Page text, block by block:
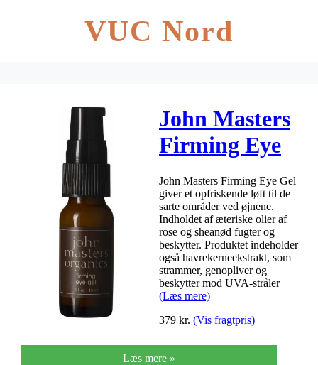
VUC Nord
John Masters
Firming Eye
Gel 15 ml
John Masters Firming Eye Gel
giver et opfriskende løft til de
sarte områder ved øjnene.
Indholdet af æteriske olier af
rose og sheanød fugter og
beskytter. Produktet indeholder
også havrekerneekstrakt, som
strammer, genopliver og
beskytter mod UVA-stråler
(Læs mere)
379 kr. (Vis fragtpris)
Læs mere »